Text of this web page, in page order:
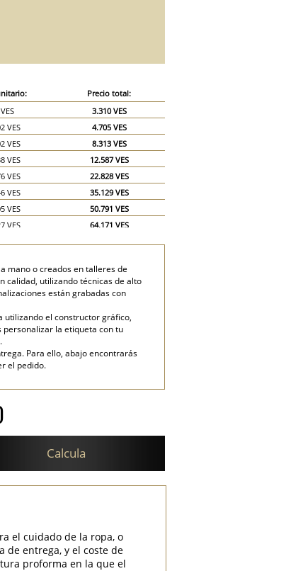
Precio total:
3.310 VES
VES
4.705 VES
VES
8.313 VES
VES
12.587 VES
VES
22.828 VES
VES
35.129 VES
VES
50.791 VES
VES
64.171 VES
mano o creados en talleres de
calidad, utilizando técnicas de alto
están grabadas con
utilizando el constructor gráfico,
la etiqueta con tu
Para ello, abajo encontrarás
el pedido.
Calcula
el cuidado de la ropa, o
de entrega, y el coste de
proforma en la que el